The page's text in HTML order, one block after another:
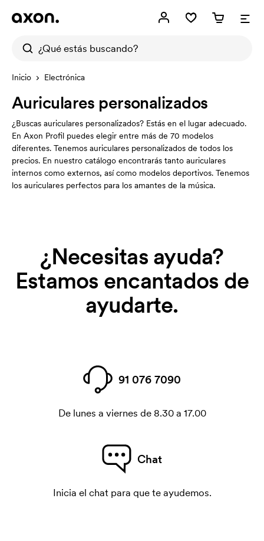
Inicio Electrónica
Auriculares personalizados
¿Buscas auriculares personalizados? Estás en el lugar adecuado.
En Axon Profil puedes elegir entre más de 70 modelos
diferentes. Tenemos auriculares personalizados de todos los
precios. En nuestro catálogo encontrarás tanto auriculares
internos como externos, así como modelos deportivos. Tenemos
los auriculares perfectos para los amantes de la música.
¿Necesitas ayuda?
Estamos encantados de
ayudarte.
91 076 7090
De lunes a viernes de 8.30 a 17.00
Chat
Inicia el chat para que te ayudemos.